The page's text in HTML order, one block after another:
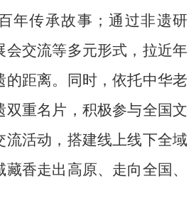
年传承故事；通过非遗研
会交流等多元形式，拉近年
的距离。同时，依托中华老
双重名片，积极参与全国文
流活动，搭建线上线下全域
香走出高原、走向全国、